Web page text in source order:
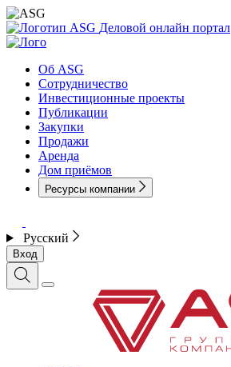
Деловой онлайн портал
Об ASG
Сотрудничество
Инвестиционные проекты
Публикации
Закупки
Продажи
Аренда
Дом приёмов
Ресурсы компании
Русский
Вход